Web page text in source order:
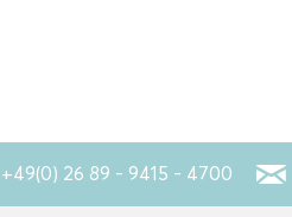
+49(0) 26 89 - 9415 - 4700